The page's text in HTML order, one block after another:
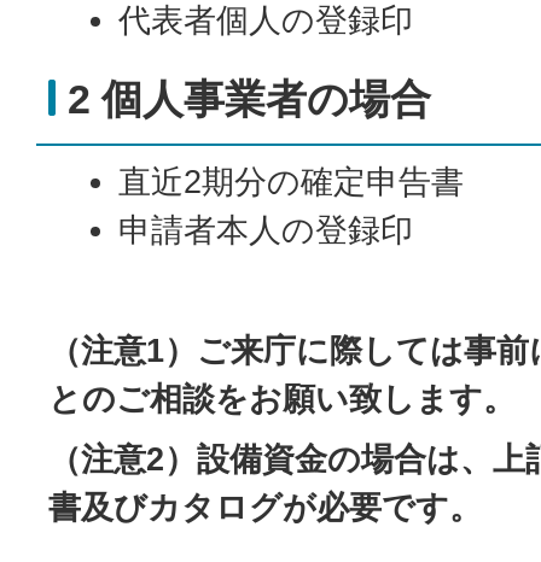
代表者個人の登録印
2 個人事業者の場合
直近2期分の確定申告書
申請者本人の登録印
（注意1）ご来庁に際しては事
とのご相談をお願い致します。
（注意2）設備資金の場合は、
書及びカタログが必要です。